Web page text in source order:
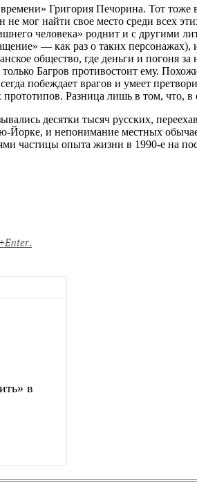
Григория Печорина. Тот тоже
мог найти свое место среди всех
человека» роднит и с другими
— как раз о таких
общество, где деньги и погоня
Багров противостоит ему.
побеждает врагов и умеет
Разница лишь в том, что,
десятки тысяч русских,
и непонимание местных
частицы опыта жизни в 1990-е на
в